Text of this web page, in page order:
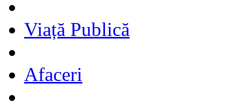
Viață Publică
Afaceri